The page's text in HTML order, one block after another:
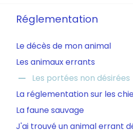
Réglementation
Le décès de mon animal
Les animaux errants
remove
Les portées non désirées
La réglementation sur les
La faune sauvage
J'ai trouvé un animal errant